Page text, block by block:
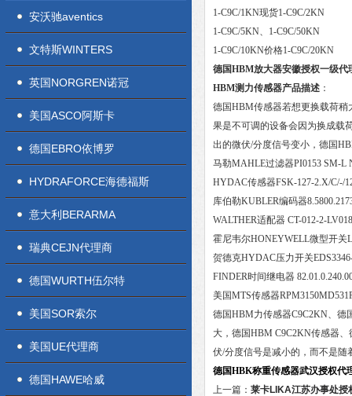
安沃驰aventics
文特斯WINTERS
英国NORGREN诺冠
美国ASCO阿斯卡
德国EBRO依博罗
HYDRAFORCE海德福斯
意大利BERARMA
瑞典CEJN代理商
德国WURTH伍尔特
美国SOR索尔
美国UE代理商
德国HAWE哈威
1-C9C/1KN现货1-C9C/2KN
1-C9C/5KN、1-C9C/50KN
1-C9C/10KN价格1-C9C/20KN
德国HBM放大器安徽授权一级代
HBM测力传感器产品描述 ：
德国HBM传感器若想更换载荷稍
果是不可调的设备会因为换成载
出的微伏/分度信号变小，德国
马勒MAHLE过滤器PI0153 SM-L
HYDAC传感器FSK-127-2.X/C/-/
库伯勒KUBLER编码器
WALTHER适配器 CT-012-2-
霍尼韦尔HONEYWELL微型开关
贺德克HYDAC压力开关
FINDER时间继电器
美国MTS传感器
德国HBM力传感器C9C2KN、德
大，德国HBM C9C2KN传感器
伏/分度信号是减小的，而不是
德国HBK称重传感器武汉授权代
上一篇： 莱卡LIKA江苏办事处授